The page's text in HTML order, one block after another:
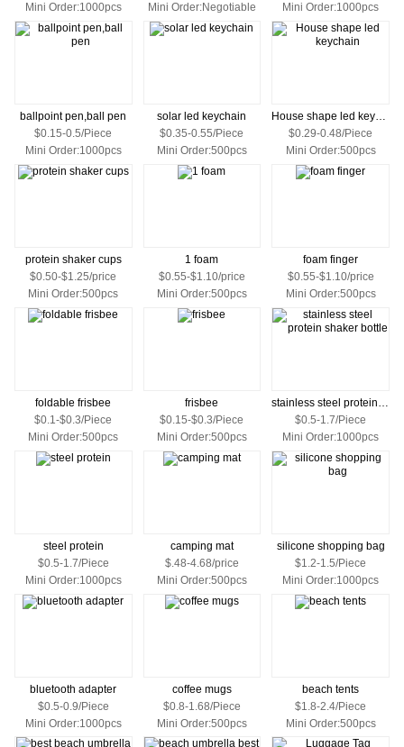
Mini Order:1000pcs
Mini Order:Negotiable
Mini Order:1000pcs
ballpoint pen,ball pen
$0.15-0.5/Piece
Mini Order:1000pcs
solar led keychain
$0.35-0.55/Piece
Mini Order:500pcs
House shape led keychain
$0.29-0.48/Piece
Mini Order:500pcs
protein shaker cups
$0.50-$1.25/price
Mini Order:500pcs
1 foam
$0.55-$1.10/price
Mini Order:500pcs
foam finger
$0.55-$1.10/price
Mini Order:500pcs
foldable frisbee
$0.1-$0.3/Piece
Mini Order:500pcs
frisbee
$0.15-$0.3/Piece
Mini Order:500pcs
stainless steel protein shaker bottle
$0.5-1.7/Piece
Mini Order:1000pcs
steel protein
$0.5-1.7/Piece
Mini Order:1000pcs
camping mat
$.48-4.68/price
Mini Order:500pcs
silicone shopping bag
$1.2-1.5/Piece
Mini Order:1000pcs
bluetooth adapter
$0.5-0.9/Piece
Mini Order:1000pcs
coffee mugs
$0.8-1.68/Piece
Mini Order:500pcs
beach tents
$1.8-2.4/Piece
Mini Order:500pcs